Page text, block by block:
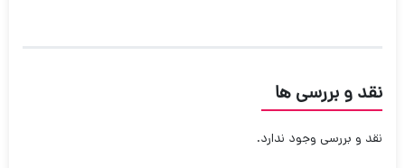
نقد و بررسی ها
نقد و بررسی وجود ندارد.